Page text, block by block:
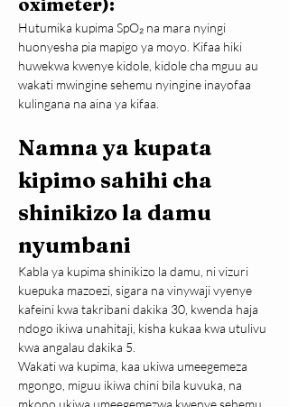
Hutumika kupima SpO₂ na mara nyingi
huonyesha pia mapigo ya moyo. Kifaa hiki
huwekwa kwenye kidole, kidole cha mguu au
wakati mwingine sehemu nyingine inayofaa
kulingana na aina ya kifaa.
Namna ya kupata
kipimo sahihi cha
shinikizo la damu
nyumbani
Kabla ya kupima shinikizo la damu, ni vizuri
kuepuka mazoezi, sigara na vinywaji vyenye
kafeini kwa takribani dakika 30, kwenda haja
ndogo ikiwa unahitaji, kisha kukaa kwa utulivu
kwa angalau dakika 5.
Wakati wa kupima, kaa ukiwa umeegemeza
mgongo, miguu ikiwa chini bila kuvuka, na